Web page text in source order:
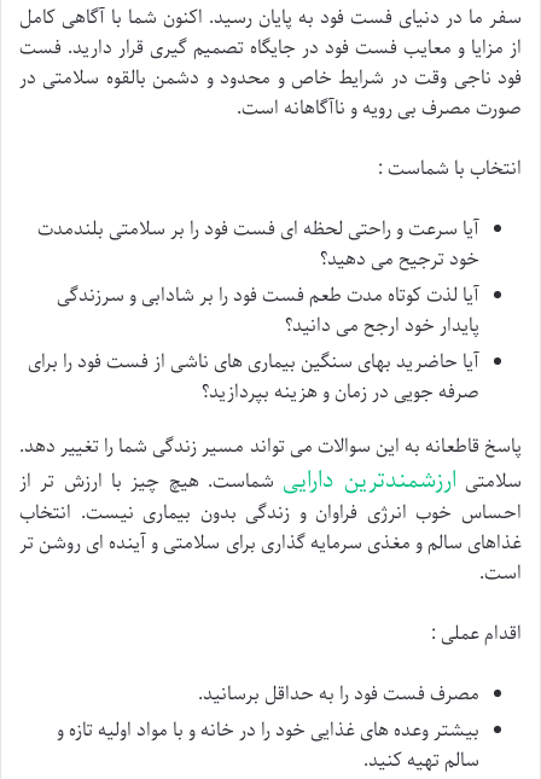
سفر ما در دنیای فست فود به پایان رسید. اکنون شما با آگاهی کامل
از مزایا و معایب فست فود در جایگاه تصمیم گیری قرار دارید. فست
فود ناجی وقت در شرایط خاص و محدود و دشمن بالقوه سلامتی در
صورت مصرف بی رویه و ناآگاهانه است.
انتخاب با شماست :
آیا سرعت و راحتی لحظه ای فست فود را بر سلامتی بلندمدت
خود ترجیح می دهید؟
آیا لذت کوتاه مدت طعم فست فود را بر شادابی و سرزندگی
پایدار خود ارجح می دانید؟
آیا حاضرید بهای سنگین بیماری های ناشی از فست فود را برای
صرفه جویی در زمان و هزینه بپردازید؟
پاسخ قاطعانه به این سوالات می تواند مسیر زندگی شما را تغییر دهد.
سلامتی ارزشمندترین دارایی شماست. هیچ چیز با ارزش تر از
احساس خوب انرژی فراوان و زندگی بدون بیماری نیست. انتخاب
غذاهای سالم و مغذی سرمایه گذاری برای سلامتی و آینده ای روشن تر
است.
اقدام عملی :
مصرف فست فود را به حداقل برسانید.
بیشتر وعده های غذایی خود را در خانه و با مواد اولیه تازه و
سالم تهیه کنید.